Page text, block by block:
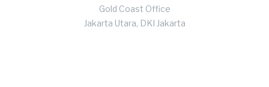
Gold Coast Office
Jakarta Utara, DKI Jakarta